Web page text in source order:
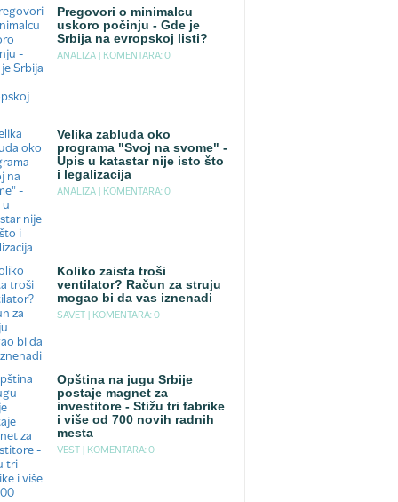
Pregovori o minimalcu
uskoro počinju - Gde je
Srbija na evropskoj listi?
ANALIZA | KOMENTARA: 0
Velika zabluda oko
programa "Svoj na svome" -
Upis u katastar nije isto što
i legalizacija
ANALIZA | KOMENTARA: 0
Koliko zaista troši
ventilator? Račun za struju
mogao bi da vas iznenadi
SAVET | KOMENTARA: 0
Opština na jugu Srbije
postaje magnet za
investitore - Stižu tri fabrike
i više od 700 novih radnih
mesta
VEST | KOMENTARA: 0